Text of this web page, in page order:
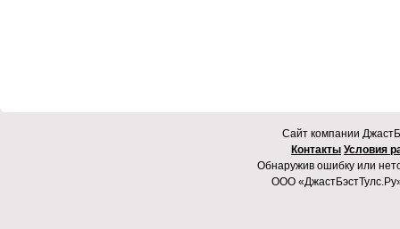
Cайт компании
Контакты Условия
Обнаружив ошибку или
ООО